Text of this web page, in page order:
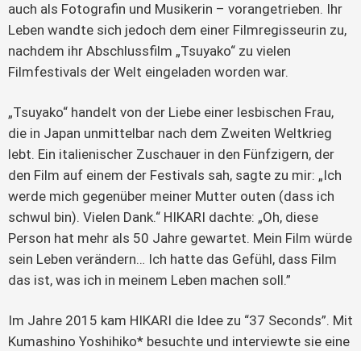
auch als Fotografin und Musikerin – vorangetrieben. Ihr
Leben wandte sich jedoch dem einer Filmregisseurin zu,
nachdem ihr Abschlussfilm „Tsuyako“ zu vielen
Filmfestivals der Welt eingeladen worden war.
„Tsuyako“ handelt von der Liebe einer lesbischen Frau,
die in Japan unmittelbar nach dem Zweiten Weltkrieg
lebt. Ein italienischer Zuschauer in den Fünfzigern, der
den Film auf einem der Festivals sah, sagte zu mir: „Ich
werde mich gegenüber meiner Mutter outen (dass ich
schwul bin). Vielen Dank.“ HIKARI dachte: „Oh, diese
Person hat mehr als 50 Jahre gewartet. Mein Film würde
sein Leben verändern… Ich hatte das Gefühl, dass Film
das ist, was ich in meinem Leben machen soll.”
Im Jahre 2015 kam HIKARI die Idee zu “37 Seconds”. Mit
Kumashino Yoshihiko* besuchte und interviewte sie eine